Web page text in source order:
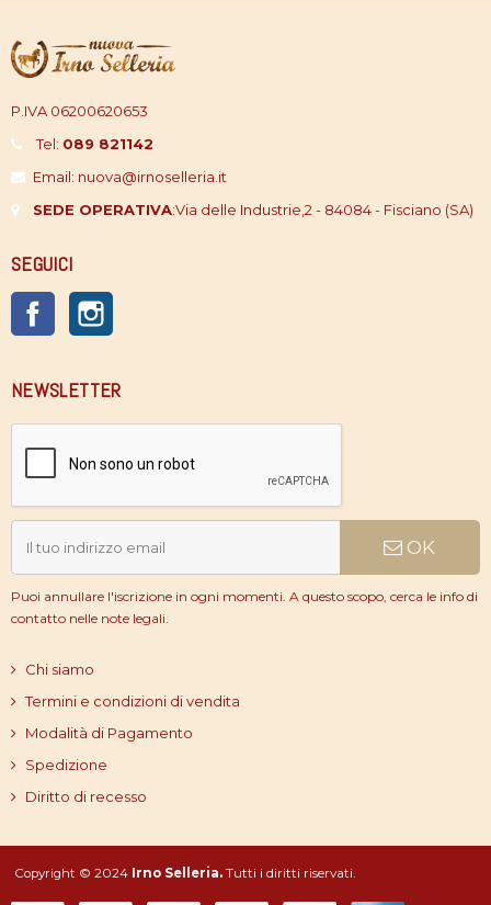
P.IVA 06200620653
Tel: 089 821142
Email: nuova@irnoselleria.it
SEDE OPERATIVA:Via delle Industrie,2 - 84084 - Fisciano (SA)
SEGUICI
Facebook
NEWSLETTER
OK
Puoi annullare l'iscrizione in ogni momenti. A questo scopo, cerca le info di
contatto nelle note legali.
Chi siamo
Termini e condizioni di vendita
Modalità di Pagamento
Spedizione
Diritto di recesso
Copyright © 2024 Irno Selleria. Tutti i diritti riservati.